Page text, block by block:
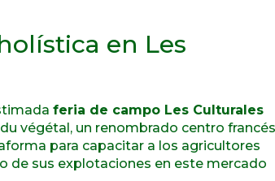
en Les
feria de campo Les Culturales
végétal, un renombrado centro francés
para capacitar a los agricultores
de sus explotaciones en este mercado